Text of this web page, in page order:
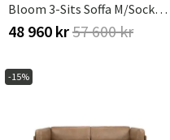
Bloom 3-Sits Soffa M/sockel Taupe
48 960 kr57 600 kr
-15%